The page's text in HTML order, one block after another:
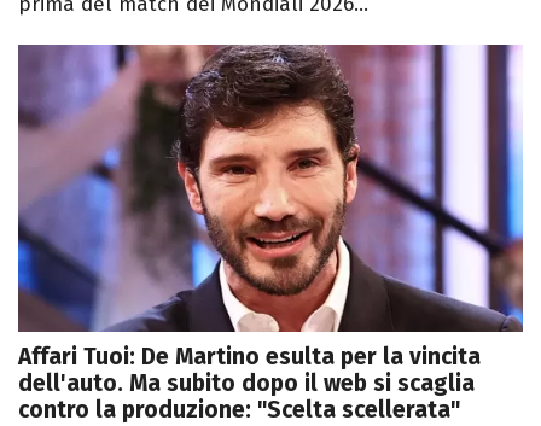
Affari Tuoi: De Martino esulta per la vincita
dell'auto. Ma subito dopo il web si scaglia
contro la produzione: "Scelta scellerata"